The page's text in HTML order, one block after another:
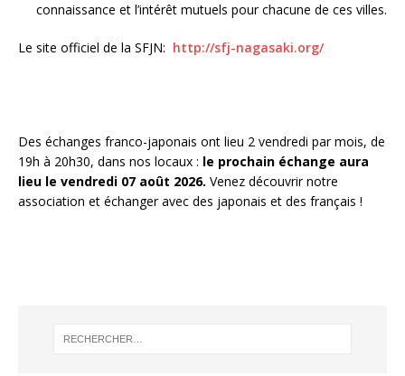
connaissance et l’intérêt mutuels pour chacune de ces villes.
Le site officiel de la SFJN: http://sfj-nagasaki.org/
Des échanges franco-japonais ont lieu 2 vendredi par mois, de
19h à 20h30, dans nos locaux : le prochain échange aura
lieu le vendredi 07 août 2026. Venez découvrir notre
association et échanger avec des japonais et des français !